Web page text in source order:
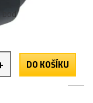
1 bod
DO KOŠÍKU